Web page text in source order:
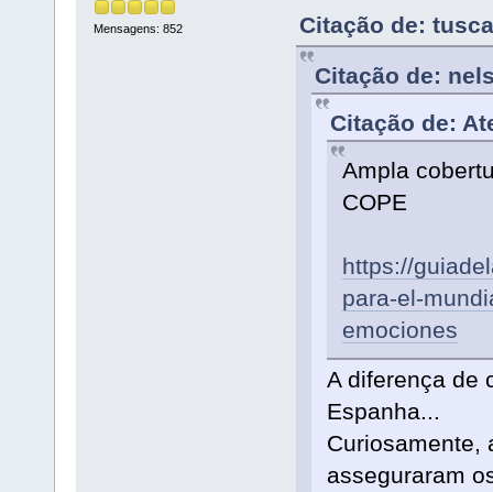
Mensagens: 852
Citação de:
Citação de:
Citação de:
Ampla
COPE
https://
para-el-
emociones
A diferença de
Espanha...
Curiosamente,
asseguraram